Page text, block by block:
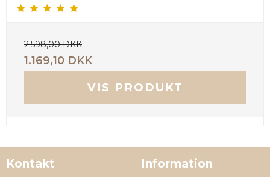
2.598,00 DKK
1.169,10 DKK
VIS PRODUKT
Kontakt Information